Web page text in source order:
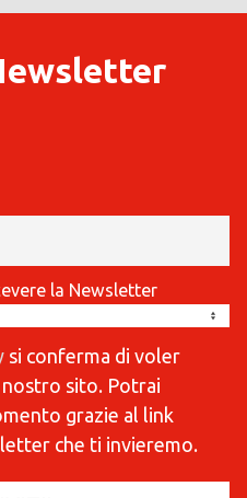
la Newsletter
si conferma di voler
sito. Potrai
grazie al link
che ti invieremo.